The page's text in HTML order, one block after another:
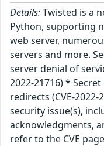
Details:Twisted is a
Python, supporting
web server,
servers and more.
server denial of
2022-21716) *
redirects (CVE-
security issue(s),
acknowledgments,
refer to the CVE